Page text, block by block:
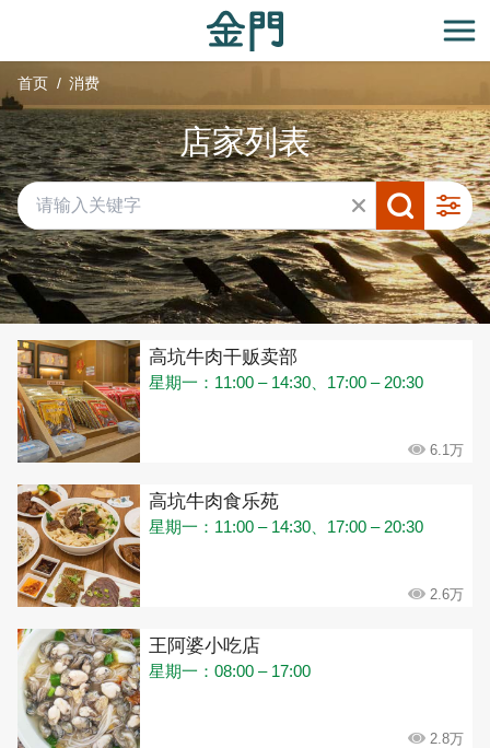
主
要
内
容
区
块
开
首页 消费
店家列表
共有 432 间店家
高坑牛肉干贩卖部
星期一：11:00 – 14:30、17:00 – 20:30
6.1万
高坑牛肉食乐苑
星期一：11:00 – 14:30、17:00 – 20:30
2.6万
王阿婆小吃店
星期一：08:00 – 17:00
2.8万